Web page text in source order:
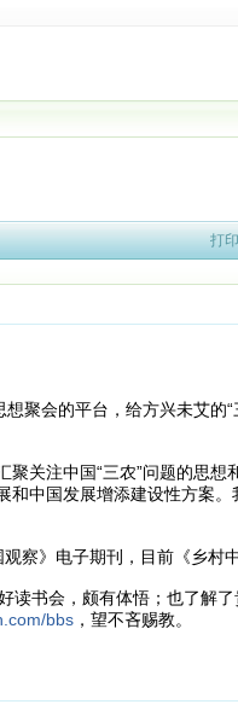
打印
会的平台，给方兴未艾的“
注中国“三农”问题的思想
中国发展增添建设性方案。
》电子期刊，目前《乡村
书会，颇有体悟；也了解了
bbs，望不吝赐教。